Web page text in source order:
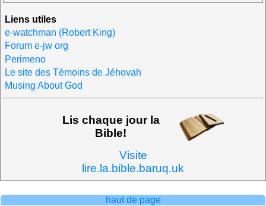
Liens utiles
e-watchman (Robert King)
Forum e-jw org
Perimeno
Le site des Témoins de Jéhovah
Musing About God
Lis chaque jour la
Bible!
Visite
lire.la.bible.baruq.uk
haut de page